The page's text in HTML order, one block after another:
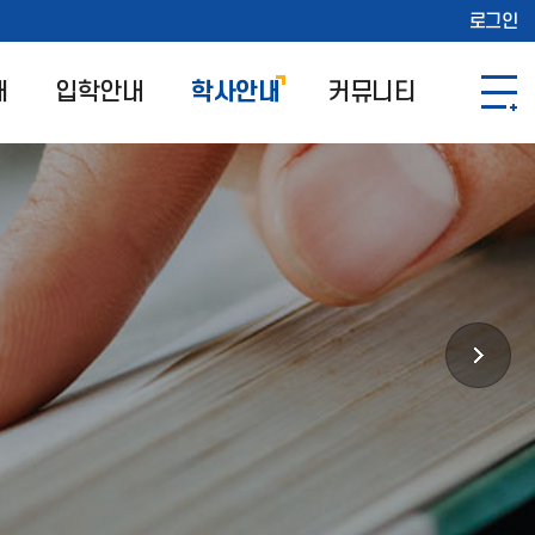
로그인
입학안내 학사안내 커뮤니티